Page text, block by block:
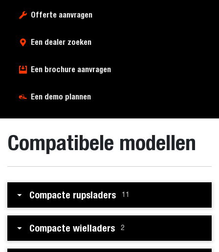
Offerte aanvragen
Een dealer zoeken
Een brochure aanvragen
Een demo plannen
Compatibele modellen
Compacte rupsladers 11
Compacte wielladers 2